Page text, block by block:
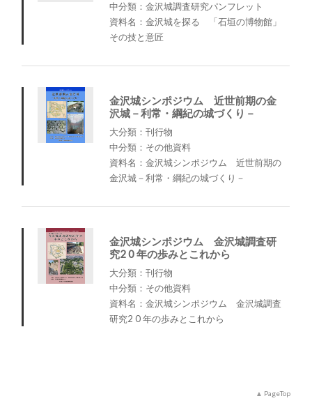
中分類：金沢城調査研究パンフレット
資料名：金沢城を探る 「石垣の博物館」
その技と意匠
金沢城シンポジウム 近世前期の金
沢城－利常・綱紀の城づくり－
大分類：刊行物
中分類：その他資料
資料名：金沢城シンポジウム 近世前期の
金沢城－利常・綱紀の城づくり－
金沢城シンポジウム 金沢城調査研
究2 0 年の歩みとこれから
大分類：刊行物
中分類：その他資料
資料名：金沢城シンポジウム 金沢城調査
研究2 0 年の歩みとこれから
PageTop